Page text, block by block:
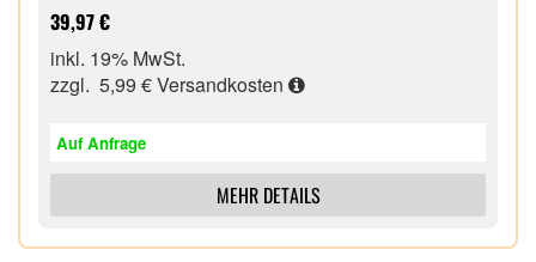
Anschluss über USB 3.0 Type-C Schnittstelle,
Akkulaufzeit bis zu 120 Stunden,
39,97 €
inkl. 19% MwSt.
zzgl. 5,99 €Versandkosten
Auf Anfrage
MEHR DETAILS